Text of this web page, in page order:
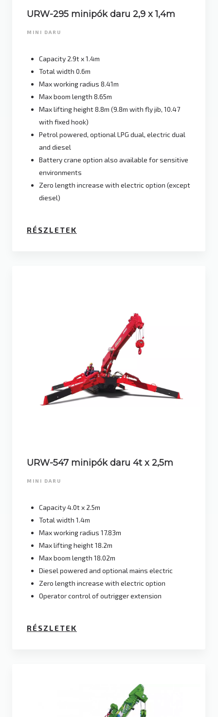
URW-295 minipók daru 2,9 x 1,4m
MINI DARU
Capacity 2.9t x 1.4m
Total width 0.6m
Max working radius 8.41m
Max boom length 8.65m
Max lifting height 8.8m (9.8m with fly jib, 10.47
with fixed hook)
Petrol powered, optional LPG dual, electric dual
and diesel
Battery crane option also available for sensitive
environments
Zero length increase with electric option (except
diesel)
RÉSZLETEK
URW-547 minipók daru 4t x 2,5m
MINI DARU
Capacity 4.0t x 2.5m
Total width 1.4m
Max working radius 17.83m
Max lifting height 18.2m
Max boom length 18.02m
Diesel powered and optional mains electric
Zero length increase with electric option
Operator control of outrigger extension
RÉSZLETEK